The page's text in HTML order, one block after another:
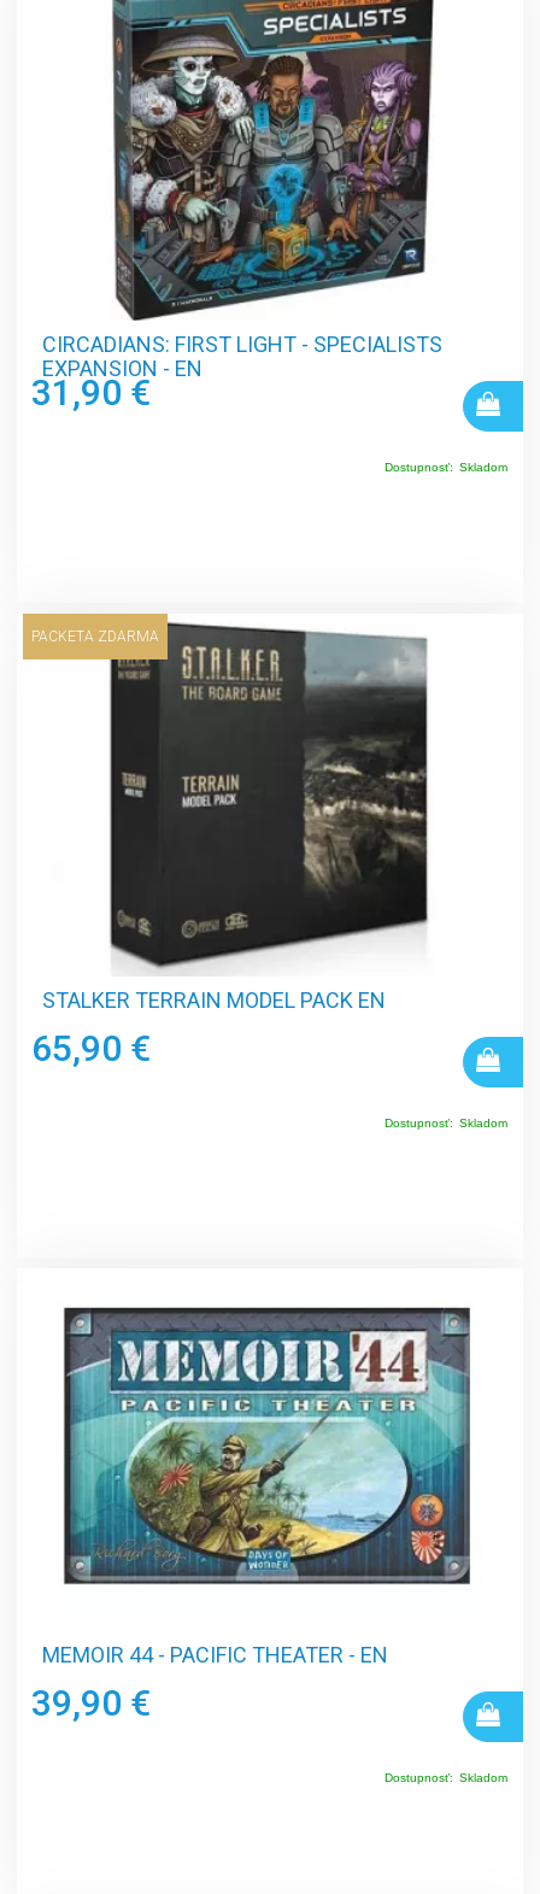
CIRCADIANS: FIRST LIGHT - SPECIALISTS
EXPANSION - EN
31,90 €
Dostupnosť: Skladom
PACKETA ZDARMA
STALKER TERRAIN MODEL PACK EN
65,90 €
Dostupnosť: Skladom
MEMOIR 44 - PACIFIC THEATER - EN
39,90 €
Dostupnosť: Skladom